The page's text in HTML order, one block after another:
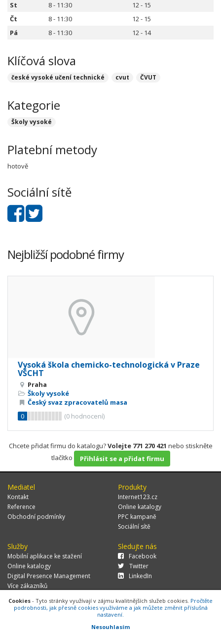
St
8 - 11:30
12 - 15
Čt
8 - 11:30
12 - 15
Pá
8 - 11:30 12 - 14
Klíčová slova
české vysoké učení technické cvut ČVUT
Kategorie
Školy vysoké
Platební metody
hotově
Sociální sítě
Nejbližší podobné firmy
Vysoká škola chemicko-technologická v Praze
VŠCHT
Praha
Školy vysoké
Český svaz zpracovatelů masa
0
(0 hodnocení)
Chcete přidat firmu do katalogu?Volejte 771 270 421 nebo stiskněte
tlačítko
Přihlásit se a přidat firmu
Mediatel
Kontakt
Reference
Obchodní podmínky
Produkty
Internet123.cz
Online katalogy
PPC kampaně
Sociální sítě
Služby
Mobilní aplikace ke stažení
Online katalogy
Digital Presence Management
Více zákazníků
Sledujte nás
Facebook
Twitter
LinkedIn
Za Potokem 46/4, 106 00 Praha 10, tel.:
+420 771 270 421, verze 1.29.0.143,
Cookies - Tyto stránky využívají v zájmu kvalitnějších služeb cookies. Pročtěte
podrobnosti, jak přesně cookies využíváme a jak můžete změnit příslušná
nastavení.
Nesouhlasím